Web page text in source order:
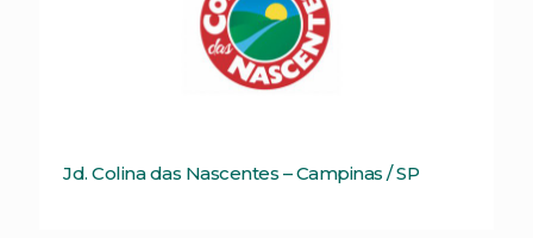
Jd. Colina das Nascentes – Campinas / SP